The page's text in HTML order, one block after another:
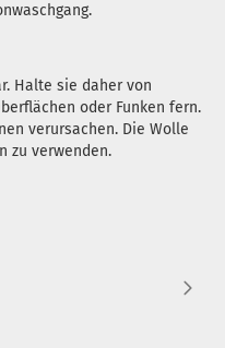
Halte sie daher von
oder Funken fern.
verursachen. Die Wolle
zu verwenden.